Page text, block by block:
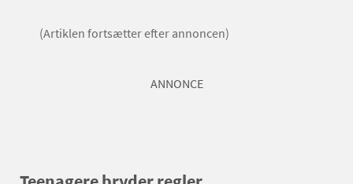
(Artiklen fortsætter efter annoncen)
ANNONCE